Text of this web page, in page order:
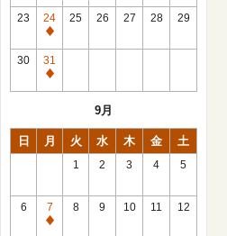
館
日
23
24
休
館
日
25 26 27 28 29
30
31
休
9月
日 月 火 水 木 金 土
1 2 3 4 5
6
7
休
8 9 10 11 12